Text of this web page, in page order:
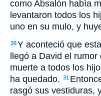
como Absalón había
levantaron todos los
uno en su mulo, y
30Y aconteció que
llegó a David el
muerte a todos los
ha quedado. 31
rasgó sus vestiduras,